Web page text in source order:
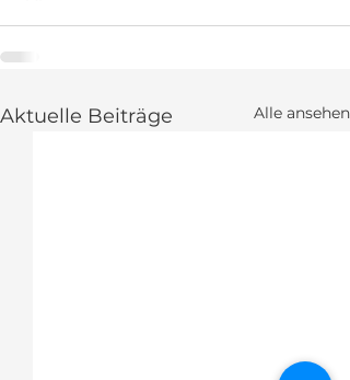
Aktuelle Beiträge Alle ansehen